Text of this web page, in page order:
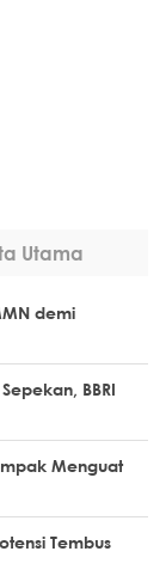
Utama
demi
BBRI
Menguat
Tembus